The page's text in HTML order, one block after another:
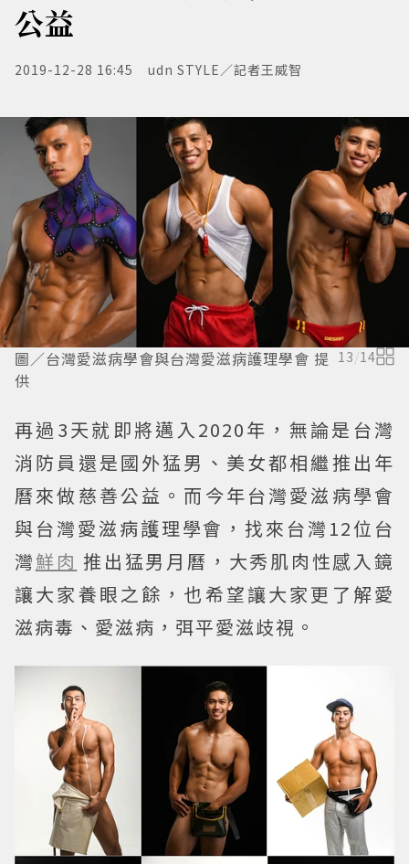
公益
2019-12-28 16:45 udn STYLE／記者王威智
圖／台灣愛滋病學會與台灣愛滋病護理學會 提
供
13 /14
再過3天就即將邁入2020年，無論是台灣
消防員還是國外猛男、美女都相繼推出年
曆來做慈善公益。而今年台灣愛滋病學會
與台灣愛滋病護理學會，找來台灣12位台
灣鮮肉 推出猛男月曆，大秀肌肉性感入鏡
讓大家養眼之餘，也希望讓大家更了解愛
滋病毒、愛滋病，弭平愛滋歧視。